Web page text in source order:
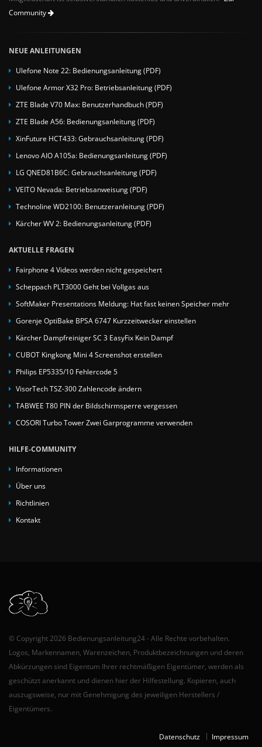
Community
NEUE ANLEITUNGEN
Ulefone Note 22: Bedienungsanleitung (PDF)
Ulefone Armor X32 Pro: Betriebsanleitung (PDF)
ZTE Blade V70 Max: Benutzerhandbuch (PDF)
ZTE Blade A56: Bedienungsanleitung (PDF)
XinFuture HCT433: Gebrauchsanleitung (PDF)
Lenovo AIO A105a: Bedienungsanleitung (PDF)
LG QNED81B6C: Gebrauchsanleitung (PDF)
VEITO Nevada: Betriebsanweisung (PDF)
Technoline WD2100: Benutzeranleitung (PDF)
Kärcher WV 2: Bedienungsanleitung (PDF)
AKTUELLE FRAGEN
Fairphone 4 Videos werden nicht gespeichert
Scheppach PLT3000 Geht bei Vollgas aus
SoftMaker Presentations Meldung: Hat fast keinen Speicher mehr
Gorenje OptiBake BPSA 6747 Kurzzeitwecker einstellen
Kärcher Dampfreiniger SC 3 EasyFix Kein Dampf
CUBOT Kingkong Mini 4 Screenshot erstellen
Philips EP5335/10 Fehlercode 5
VisorTech TSZ-300 Zahlencode ändern
TABWEE T80 PIN der Bildschirmsperre vergessen
COSORI Turbo Tower Zwei Garprogramme verwenden
HILFE-COMMUNITY
Informationen
Über uns
Richtlinien
Kontakt
© Copyright 2026 Bedienungsanleitung24 - Alle Rechte vorbehalten.
Logos, Markennamen, Warenzeichen, Produktbezeichnungen und deren
Abkürzungen sind Eigentum Ihrer rechtmäßigen Eigentümer, werden als
geschützt anerkannt und dienen hier der Hilfestellung. Kopieren, auch
auszugsweise, nur mit Genehmigung des jeweiligen Herstellers /
Eigentümers.
Datenschutz Impressum